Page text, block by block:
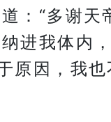
：“多谢天
进我体内
原因，我也